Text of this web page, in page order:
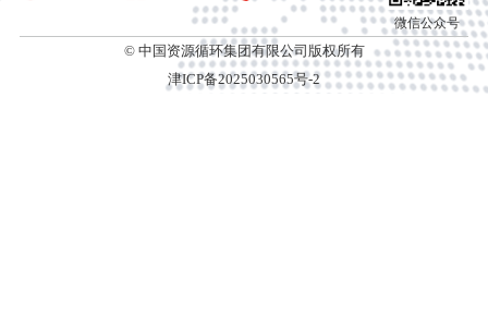
© 中国资源循环集团有限公司版权所有
津ICP备2025030565号-2
微信公众号